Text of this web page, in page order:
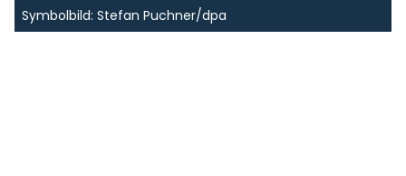
Symbolbild: Stefan Puchner/dpa